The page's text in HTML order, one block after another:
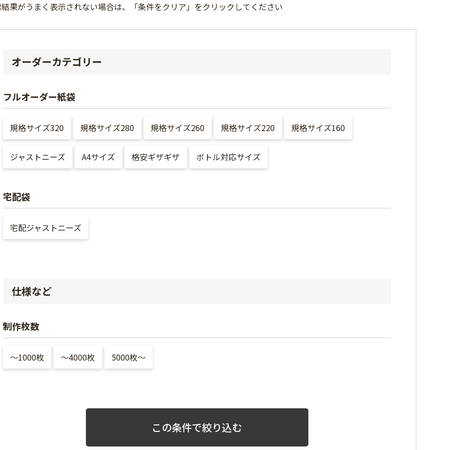
果がうまく表示されない場合は、「条件をクリア」をクリックしてください
オーダーカテゴリー
フルオーダー紙袋
規格サイズ320 規格サイズ280 規格サイズ260 規格サイズ220 規格サイズ160
ジャストニーズ A4サイズ 格安ギザギザ ボトル対応サイズ
宅配袋
宅配ジャストニーズ
仕様など
制作枚数
〜1000枚 〜4000枚 5000枚〜